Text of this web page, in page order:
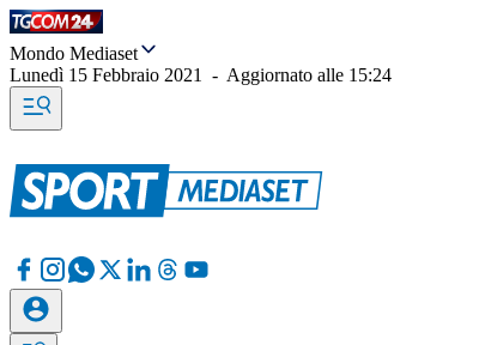
Mondo Mediaset
Lunedì 15 Febbraio 2021
- Aggiornato alle 15:24